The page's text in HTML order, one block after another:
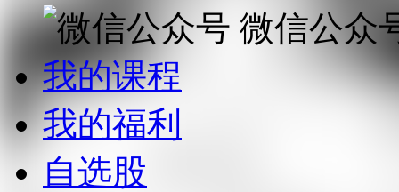
微信公众
我的课程
我的福利
自选股